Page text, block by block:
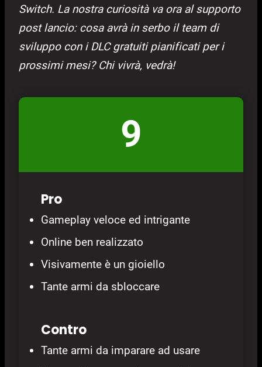
Switch. La nostra curiosità va ora al supporto
post lancio: cosa avrà in serbo il team di
sviluppo con i DLC gratuiti pianificati per i
prossimi mesi? Chi vivrà, vedrà!
9
Pro
Gameplay veloce ed intrigante
Online ben realizzato
Visivamente è un gioiello
Tante armi da sbloccare
Contro
Tante armi da imparare ad usare